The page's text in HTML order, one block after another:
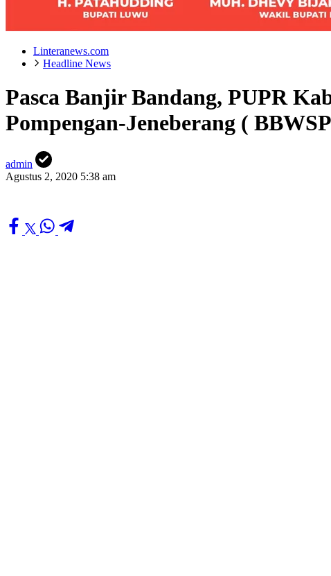
Linteranews.com
Headline News
Pasca Banjir Bandang, PUPR
Pompengan-Jeneberang (
admin
Agustus 2, 2020 5:38 am